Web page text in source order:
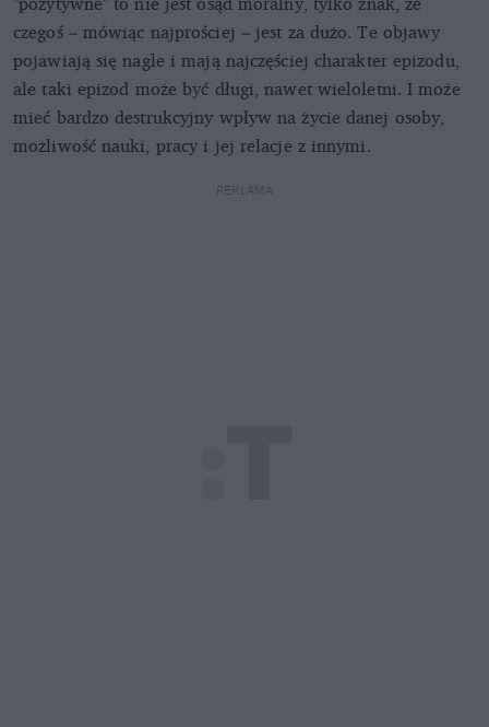
czegoś – mówiąc najprościej – jest za dużo. Te objawy
pojawiają się nagle i mają najczęściej charakter epizodu,
ale taki epizod może być długi, nawet wieloletni. I może
mieć bardzo destrukcyjny wpływ na życie danej osoby,
możliwość nauki, pracy i jej relacje z innymi.
REKLAMA